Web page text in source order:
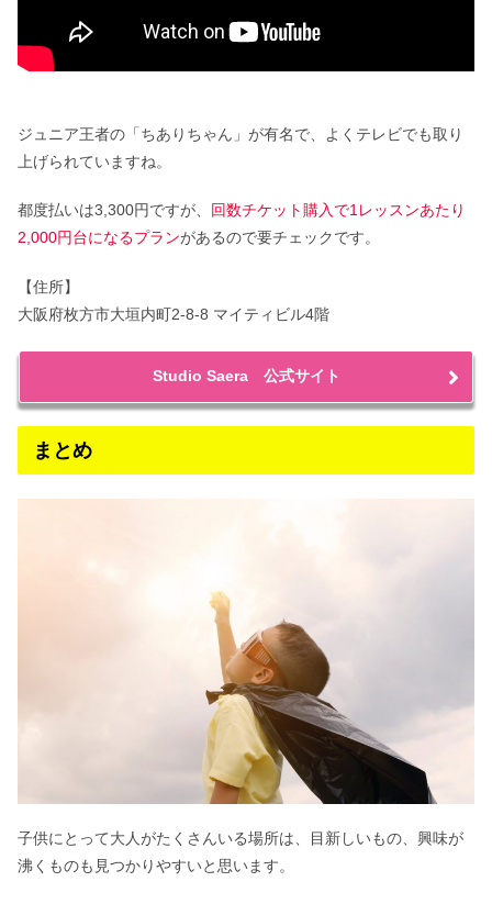
ジュニア王者の「ちありちゃん」が有名で、よくテレビでも取り
上げられていますね。
都度払いは3,300円ですが、 回数チケット購入で1レッスンあたり
2,000円台になるプランがあるので要チェックです。
【住所】
大阪府枚方市大垣内町2-8-8 マイティビル4階
Studio Saera 公式サイト
まとめ
子供にとって大人がたくさんいる場所は、目新しいもの、興味が
沸くものも見つかりやすいと思います。